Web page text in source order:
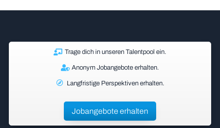
Trage dich in unseren Talentpool ein.
Anonym Jobangebote erhalten.
Langfristige Perspektiven erhalten.
Jobangebote erhalten